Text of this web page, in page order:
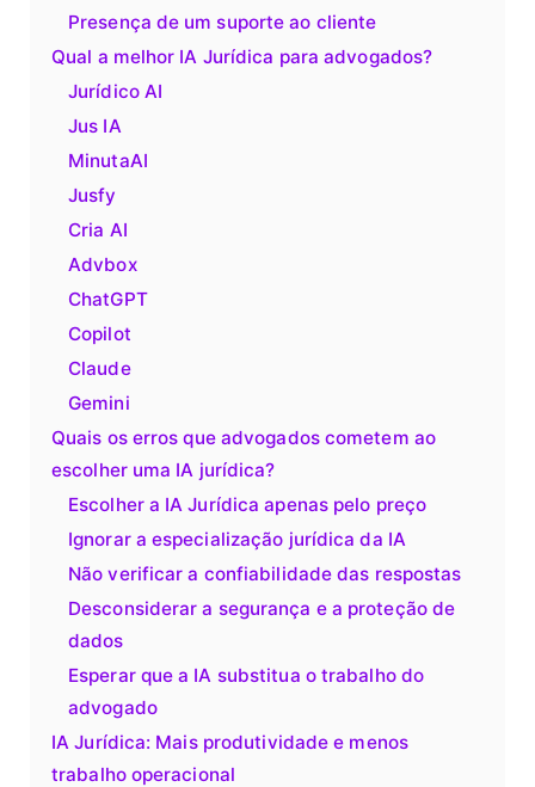
Presença de um suporte ao cliente
Qual a melhor IA Jurídica para advogados?
Jurídico AI
Jus IA
MinutaAI
Jusfy
Cria AI
Advbox
ChatGPT
Copilot
Claude
Gemini
Quais os erros que advogados cometem ao
escolher uma IA jurídica?
Escolher a IA Jurídica apenas pelo preço
Ignorar a especialização jurídica da IA
Não verificar a confiabilidade das respostas
Desconsiderar a segurança e a proteção de
dados
Esperar que a IA substitua o trabalho do
advogado
IA Jurídica: Mais produtividade e menos
trabalho operacional